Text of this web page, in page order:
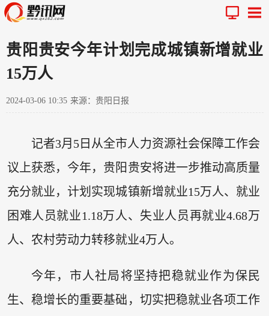
贵阳贵安今年计划完成城镇新增就业
15万人
2024-03-06 10:35 来源：贵阳日报
记者3月5日从全市人力资源社会保障工作会
议上获悉，今年，贵阳贵安将进一步推动高质量
充分就业，计划实现城镇新增就业15万人、就业
困难人员就业1.18万人、失业人员再就业4.68万
人、农村劳动力转移就业4万人。
今年，市人社局将坚持把稳就业作为保民
生、稳增长的重要基础，切实把稳就业各项工作